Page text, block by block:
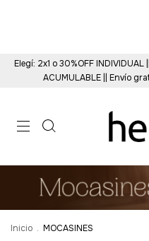
Elegí: 2x1 o 30%OFF
ACUMULABLE || Envío
Inicio . MOCASINES